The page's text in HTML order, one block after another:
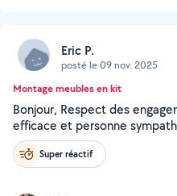
Eric P.
posté le 09 nov. 2025
Montage meubles en kit
Bonjour, Respect des
efficace et personne
Super réactif